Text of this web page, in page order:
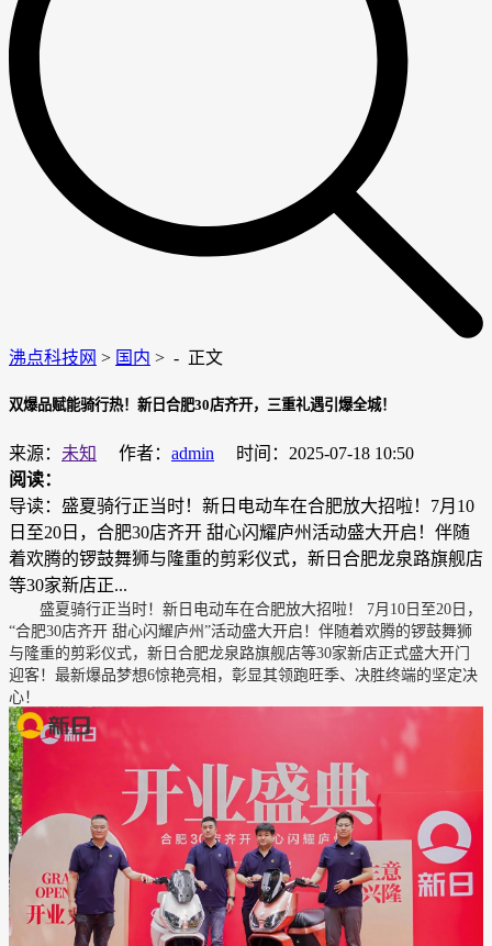
沸点科技网 > 国内 > - 正文
双爆品赋能骑行热！新日合肥30店齐开，三重礼遇引爆全城！
来源： 未知 作者： admin
时间：2025-07-18 10:50
阅读：
导读：盛夏骑行正当时！新日电动车在合肥放大招啦！7月10
日至20日，合肥30店齐开 甜心闪耀庐州活动盛大开启！伴随
着欢腾的锣鼓舞狮与隆重的剪彩仪式，新日合肥龙泉路旗舰店
等30家新店正...
盛夏骑行正当时！新日电动车在合肥放大招啦！ 7月10日至20日，
“合肥30店齐开 甜心闪耀庐州”活动盛大开启！伴随着欢腾的锣鼓舞狮
与隆重的剪彩仪式，新日合肥龙泉路旗舰店等30家新店正式盛大开门
迎客！最新爆品梦想6惊艳亮相，彰显其领跑旺季、决胜终端的坚定决
心！